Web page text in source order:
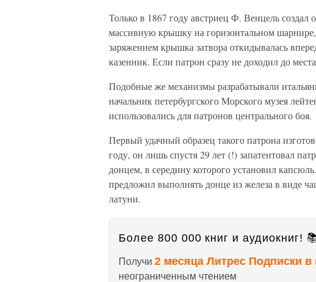
Только в 1867 году австриец Ф. Венцель
массивную крышку на горизонтальном
заряжением крышка затвора откидывалась
казенник. Если патрон сразу не доходил до
Подобные же механизмы разрабатывали
начальник петербургского Морского музея
использовались для патронов центрального боя.
Первый удачный образец такого патрона
году, он лишь спустя 29 лет (!) запатентовал
донцем, в середину которого установил
предложил выполнять донце из железа в виде
латуни.
Более 800 000 книг и аудиокниг!
Получи 2 месяца Литрес Подписки в
неограниченным чтением